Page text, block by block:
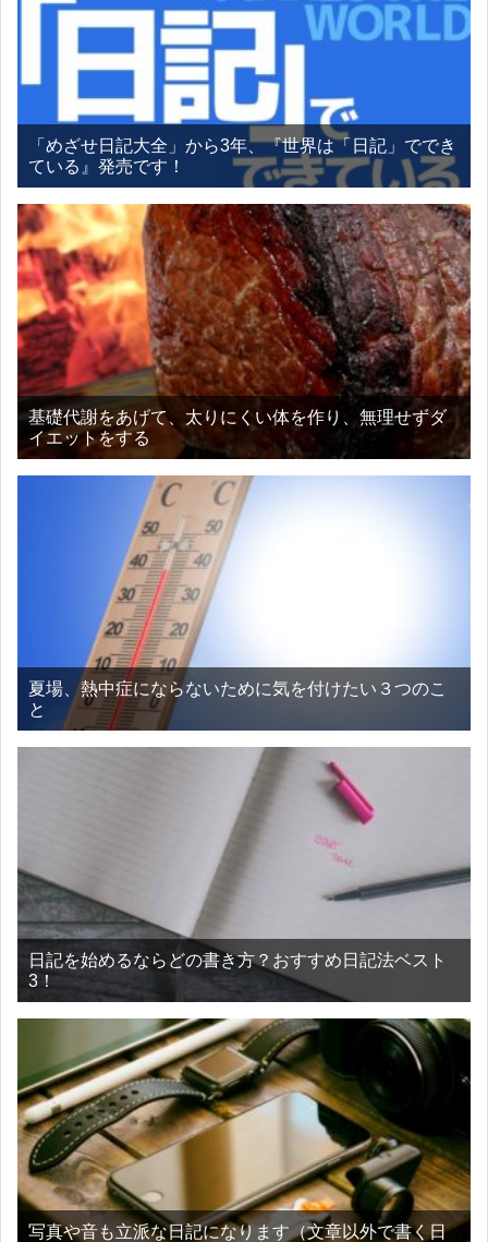
「めざせ日記大全」から3年、『世界は「日記」ででき
ている』発売です！
基礎代謝をあげて、太りにくい体を作り、無理せずダ
イエットをする
夏場、熱中症にならないために気を付けたい３つのこ
と
日記を始めるならどの書き方？おすすめ日記法ベスト
3！
写真や音も立派な日記になります（文章以外で書く日